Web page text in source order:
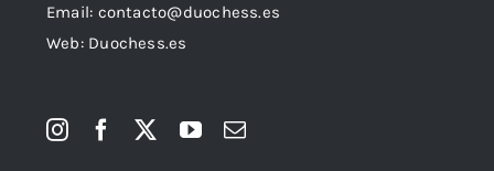
Email: contacto@duochess.es
Web: Duochess.es